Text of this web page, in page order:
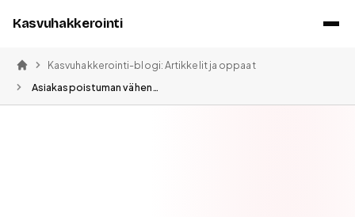
Kasvuhakkerointi
Etusivu
Kasvuhakkerointi-blogi: Artikkelit ja oppaat
Asiakaspoistuman vähentäminen – 12 konkreettista keinoa (Churn-opas)